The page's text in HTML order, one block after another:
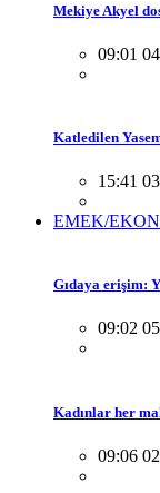
Mekiye Akyel
09:01 04
Katledilen
15:41 03
EMEK/
Gıdaya erişim:
09:02 05
Kadınlar her
09:06 02